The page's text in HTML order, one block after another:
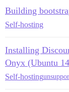
Building
Self-hosting
Installing
Onyx (Ubuntu
Self-hosting